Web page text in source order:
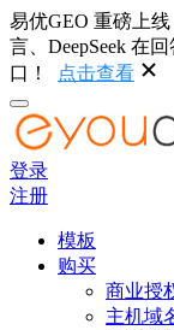
易优GEO 重磅上
言、DeepSeek 在
口！
点击查看
登录
注册
模板
购买
商业授
主机域